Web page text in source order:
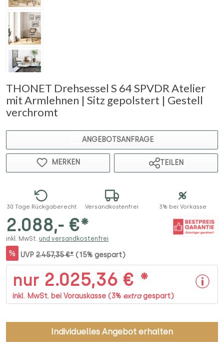
THONET Drehsessel S 64 SPVDR Atelier
mit Armlehnen | Sitz gepolstert | Gestell
verchromt
ANGEBOTSANFRAGE
MERKEN TEILEN
30 Tage Rückgaberecht Versandkostenfrei 3% bei Vorkasse
2.088,- €*
inkl. MwSt. und versandkostenfrei
% UVP 2.457,35 €* (15% gespart)
nur 2.025,36 € *
inkl. MwSt. bei Vorauskasse (3% extragespart)
Individuelles Angebot erhalten